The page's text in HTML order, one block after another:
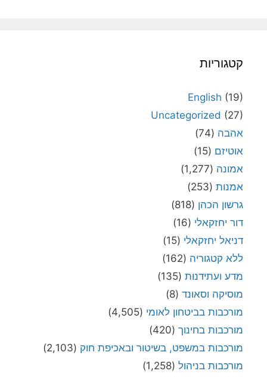
קטגוריות
English (19)
Uncategorized (27)
אהבה (74)
אוטיזם (15)
אמונה (1,277)
אמנות (253)
גרשון הכהן (818)
דור יחזקאלי (16)
דניאל יחזקאלי (15)
ללא קטגוריה (162)
מדע ועתידנות (135)
מוסיקה וסאונד (8)
מורכבות בביטחון לאומי (4,505)
מורכבות בחינוך (420)
מורכבות במשפט, בשיטור ובאכיפת חוק (2,103)
מורכבות בניהול (1,258)